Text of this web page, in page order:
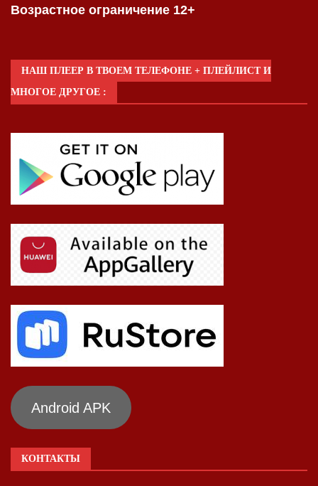
Возрастное ограничение 12+
НАШ ПЛЕЕР В ТВОЕМ ТЕЛЕФОНЕ + ПЛЕЙЛИСТ И
МНОГОЕ ДРУГОЕ :
Android APK
КОНТАКТЫ